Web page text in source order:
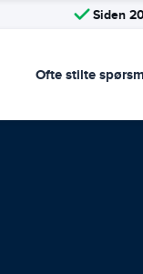
Siden
Ofte stilte